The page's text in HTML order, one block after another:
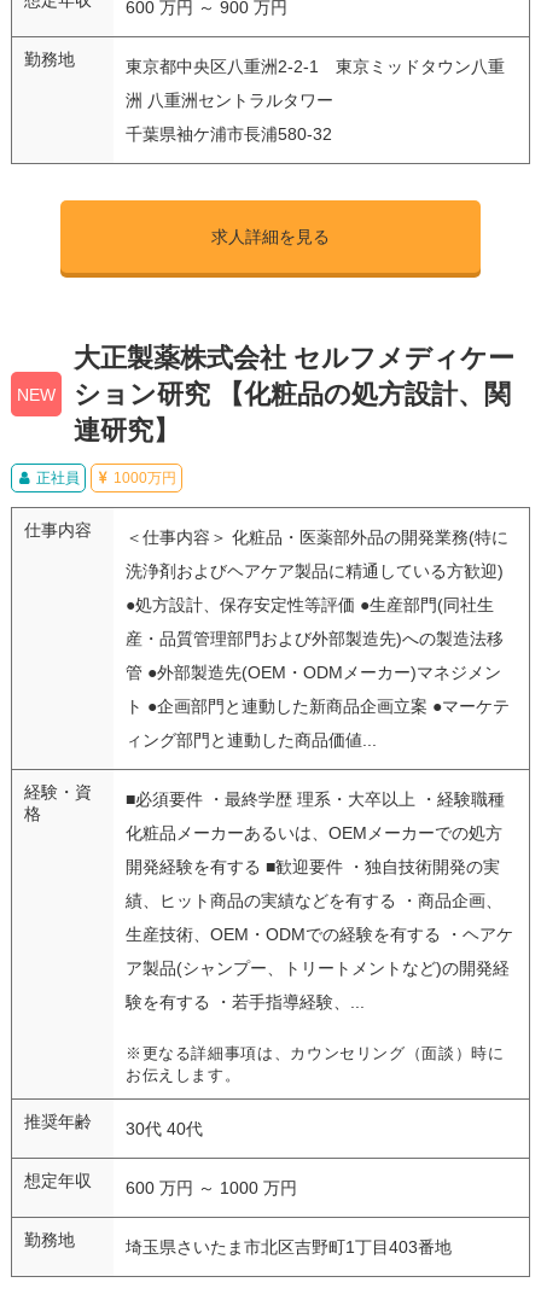
600 万円 ～ 900 万円
勤務地
東京都中央区八重洲2-2-1 東京ミッドタウン八重
洲 八重洲セントラルタワー
千葉県袖ケ浦市長浦580-32
求人詳細を見る
NEW
大正製薬株式会社 セルフメディケー
ション研究 【化粧品の処方設計、関
連研究】
正社員 1000万円
仕事内容
＜仕事内容＞ 化粧品・医薬部外品の開発業務(特に
洗浄剤およびヘアケア製品に精通している方歓迎)
●処方設計、保存安定性等評価 ●生産部門(同社生
産・品質管理部門および外部製造先)への製造法移
管 ●外部製造先(OEM・ODMメーカー)マネジメン
ト ●企画部門と連動した新商品企画立案 ●マーケテ
ィング部門と連動した商品価値...
経験・資
格
■必須要件 ・最終学歴 理系・大卒以上 ・経験職種
化粧品メーカーあるいは、OEMメーカーでの処方
開発経験を有する ■歓迎要件 ・独自技術開発の実
績、ヒット商品の実績などを有する ・商品企画、
生産技術、OEM・ODMでの経験を有する ・ヘアケ
ア製品(シャンプー、トリートメントなど)の開発経
験を有する ・若手指導経験、...
※更なる詳細事項は、カウンセリング（面談）時に
お伝えします。
推奨年齢 30代 40代
想定年収 600 万円 ～ 1000 万円
勤務地 埼玉県さいたま市北区吉野町1丁目403番地